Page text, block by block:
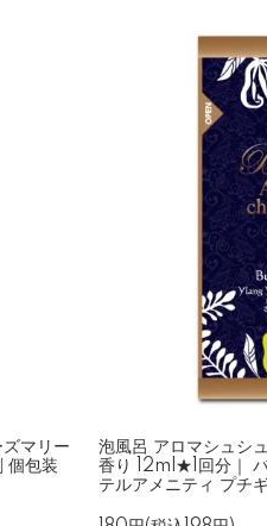
マリー
個包装
泡風呂 アロマシュシ
香り 12ml★1回分｜
テルアメニティ プチ